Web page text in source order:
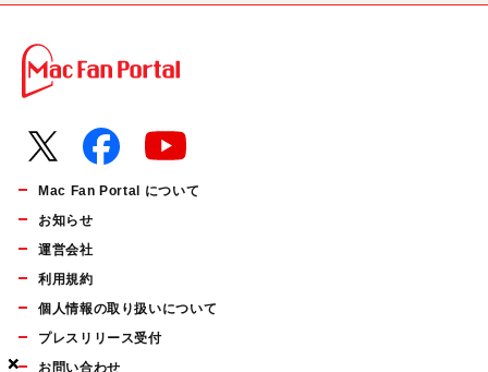
×
×
×
Mac Fan Portal について
お知らせ
運営会社
利用規約
個人情報の取り扱いについて
プレスリリース受付
お問い合わせ